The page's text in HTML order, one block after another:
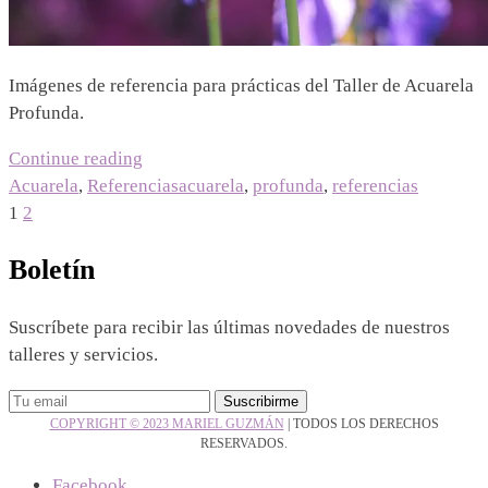
Imágenes de referencia para prácticas del Taller de Acuarela
Profunda.
Continue reading
Acuarela
Acuarela, Referenciasacuarela, profunda, referencias
Paginación
de
1 2
Boletín
Suscríbete para recibir las últimas novedades de nuestros
talleres y servicios.
COPYRIGHT © 2023 MARIEL GUZMÁN | TODOS LOS DERECHOS
RESERVADOS.